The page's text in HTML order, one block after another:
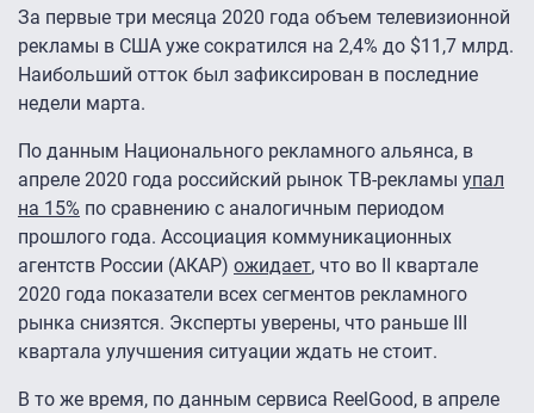
За первые три месяца 2020 года объем телевизионной
рекламы в США уже сократился на 2,4% до $11,7 млрд.
Наибольший отток был зафиксирован в последние
недели марта.
По данным Национального рекламного альянса, в
апреле 2020 года российский рынок ТВ-рекламы упал
на 15% по сравнению с аналогичным периодом
прошлого года. Ассоциация коммуникационных
агентств России (АКАР) ожидает, что во II квартале
2020 года показатели всех сегментов рекламного
рынка снизятся. Эксперты уверены, что раньше III
квартала улучшения ситуации ждать не стоит.
В то же время, по данным сервиса ReelGood, в апреле